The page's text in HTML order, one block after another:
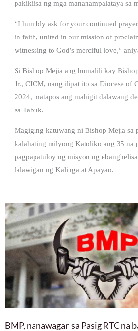
pakikiisa ng mga mananampalataya sa
“I humbly ask for your continued
in faith, united in our mission of
witnessing to God’s merciful love,”
Si Bishop Mejia ang humalili kay
Jr., CICM, nang ilipat ito sa Diocese of
2024, matapos ang mahigit dalawang
sa Tabuk.
Magiging katuwang ni Bishop Mejia sa
kalahating milyong Katoliko ang 35 na
pagpapatuloy ng misyon ng
lalawigan ng Kalinga at Apayao.
BMP, nanawagan sa Pasig RTC na